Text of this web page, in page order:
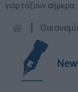
γιορτάζουν σήμερα
┋